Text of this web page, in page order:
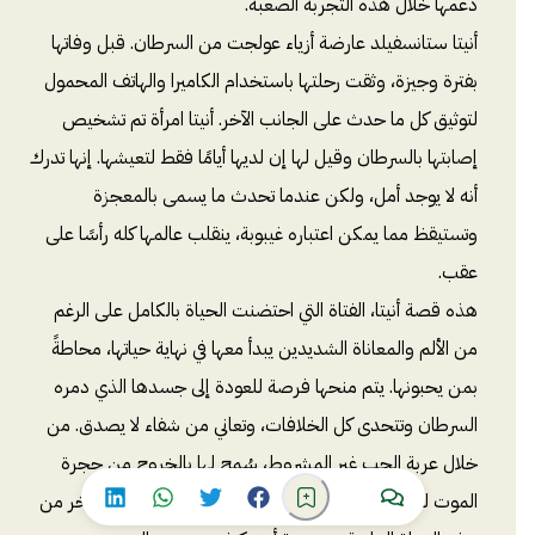
أنيتا ستانسفيلد عارضة أزياء عولجت من السرطان. قبل وفاتها
بفترة وجيزة، وثقت رحلتها باستخدام الكاميرا والهاتف المحمول
لتوثيق كل ما حدث على الجانب الآخر. أنيتا امرأة تم تشخيص
إصابتها بالسرطان وقيل لها إن لديها أيامًا فقط لتعيشها. إنها تدرك
أنه لا يوجد أمل، ولكن عندما تحدث ما يسمى بالمعجزة
وتستيقظ مما يمكن اعتباره غيبوبة، ينقلب عالمها كله رأسًا على
عقب.
هذه قصة أنيتا، الفتاة التي احتضنت الحياة بالكامل على الرغم
من الألم والمعاناة الشديدين يبدأ معها في نهاية حياتها، محاطةً
بمن يحبونها. يتم منحها فرصة للعودة إلى جسدها الذي دمره
السرطان وتتحدى كل الخلافات، وتعاني من شفاء لا يصدق. من
خلال عربة الحب غير المشروط، سُمح لها بالخروج من حجرة
الموت لتعطينا وصفًا لما تبدو عليه الحياة على الجانب الآخر من